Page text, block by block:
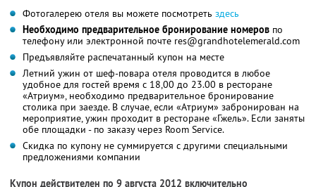
Фотогалерею отеля вы можете посмотреть здесь
Необходимо предварительное бронирование номеров по
телефону или электронной почте res@grandhotelemerald.com
Предъявляйте распечатанный купон на месте
Летний ужин от шеф-повара отеля проводится в любое
удобное для гостей время с 18,00 до 23.00 в ресторане
«Атриум», необходимо предварительное бронирование
столика при заезде. В случае, если «Атриум» забронирован на
мероприятие, ужин проходит в ресторане «Гжель». Если заняты
обе площадки - по заказу через Room Service.
Скидка по купону не суммируется с другими специальными
предложениями компании
Купон действителен по 9 августа 2012 включительно